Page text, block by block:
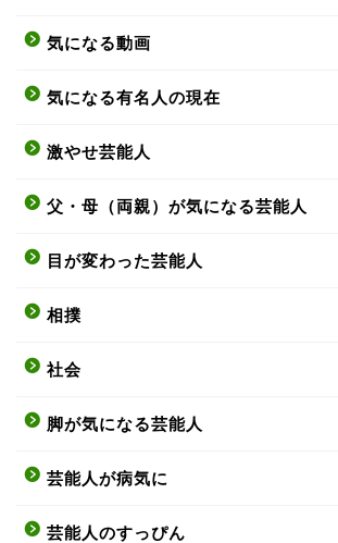
気になる動画
気になる有名人の現在
激やせ芸能人
父・母（両親）が気になる芸能人
目が変わった芸能人
相撲
社会
脚が気になる芸能人
芸能人が病気に
芸能人のすっぴん